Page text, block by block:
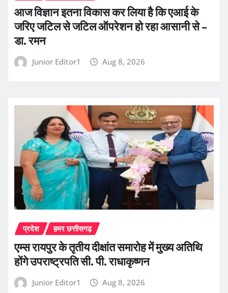
आज विज्ञान इतना विकास कर लिया है कि एआई के
जरिए जटिल से जटिल ऑपरेशन हो रहा आसानी से –
डा. रमन
Junior Editor1 Aug 8, 2026
प्रदेश हमर छत्तीसगढ़
एम्स रायपुर के तृतीय दीक्षांत समारोह में मुख्य अतिथि
होंगे उपराष्ट्रपति सी. पी. राधाकृष्णन
Junior Editor1 Aug 8, 2026